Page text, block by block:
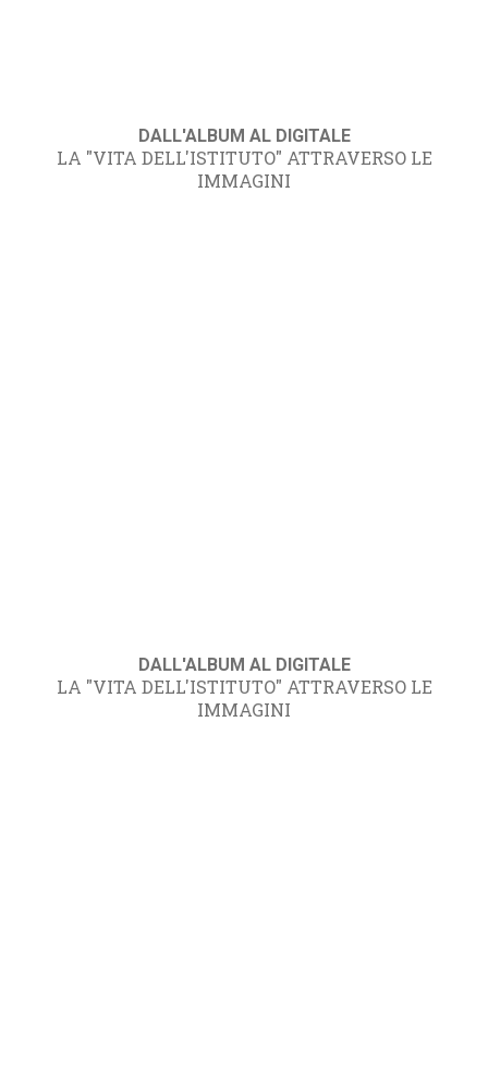
DALL'ALBUM AL DIGITALE
LA "VITA DELL'ISTITUTO" ATTRAVERSO LE
IMMAGINI
DALL'ALBUM AL DIGITALE
LA "VITA DELL'ISTITUTO" ATTRAVERSO LE
IMMAGINI